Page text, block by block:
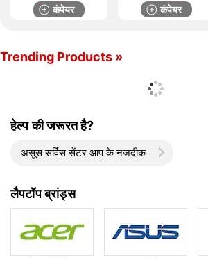
कंपेयर कंपेयर
Trending Products »
हेल्प की जरूरत है?
असूस सर्विस सेंटर आप के नजदीक
लैपटॉप ब्रांड्स